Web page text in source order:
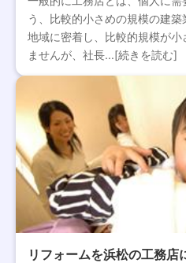
う、比較的小さめの規模の建築
地域に密着し、比較的規模が
ませんが、社長...[続きを読む]
リフォームを浜松の工務店